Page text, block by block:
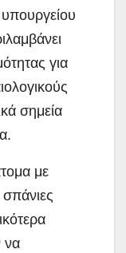
για
σημεία
με
να